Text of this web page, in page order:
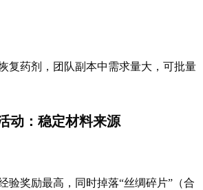
复药剂，团队副本中需求量大，可批量
动：稳定材料来源
经验奖励最高，同时掉落“丝绸碎片”（合